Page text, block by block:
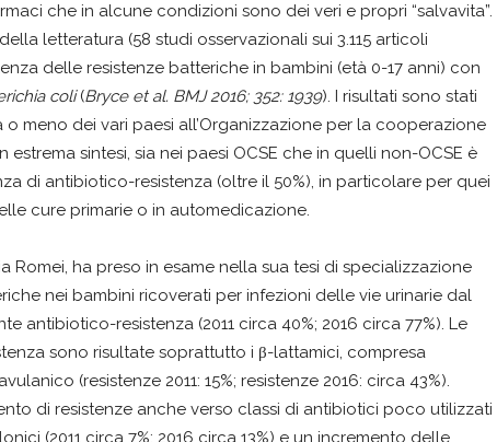
che in alcune condizioni sono dei veri e propri “salvavita”.
letteratura (58 studi osservazionali sui 3.115 articoli
delle resistenze batteriche in bambini (età 0-17 anni) con
coli(Bryce et al. BMJ 2016; 352: 1939). I risultati sono stati
o meno dei vari paesi all’Organizzazione per la cooperazione
sintesi, sia nei paesi OCSE che in quelli non-OCSE è
di antibiotico-resistenza (oltre il 50%), in particolare per quei
cure primarie o in automedicazione.
Romei, ha preso in esame nella sua tesi di specializzazione
nei bambini ricoverati per infezioni delle vie urinarie dal
antibiotico-resistenza (2011 circa 40%; 2016 circa 77%). Le
sono risultate soprattutto i β-lattamici, compresa
(resistenze 2011: 15%; resistenze 2016: circa 43%).
di resistenze anche verso classi di antibiotici poco utilizzati
(2011 circa 7%; 2016 circa 13%) e un incremento delle